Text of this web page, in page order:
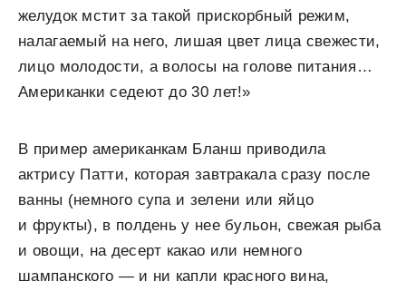
желудок мстит за такой прискорбный режим,
налагаемый на него, лишая цвет лица свежести,
лицо молодости, а волосы на голове питания…
Американки седеют до 30 лет!»
В пример американкам Бланш приводила
актрису Патти, которая завтракала сразу после
ванны (немного супа и зелени или яйцо
и фрукты), в полдень у нее бульон, свежая рыба
и овощи, на десерт какао или немного
шампанского — и ни капли красного вина,